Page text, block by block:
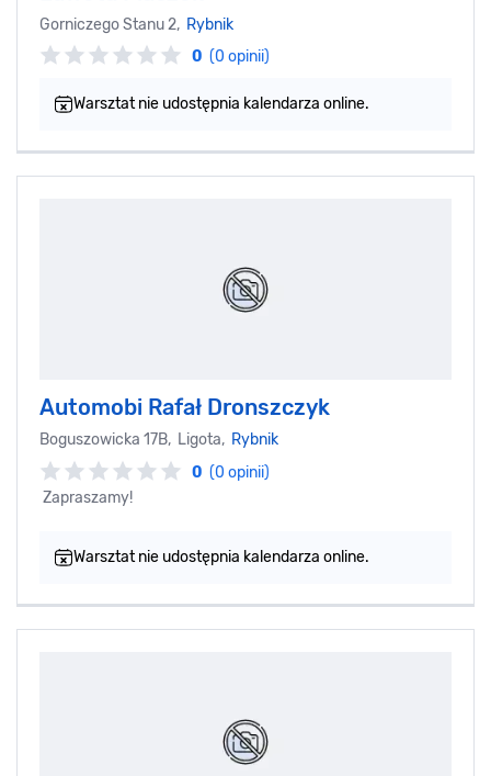
Gorniczego Stanu 2, Rybnik
0 (0 opinii)
Warsztat nie udostępnia kalendarza online.
Automobi Rafał Dronszczyk
Boguszowicka 17B, Ligota, Rybnik
0 (0 opinii)
Zapraszamy!
Warsztat nie udostępnia kalendarza online.